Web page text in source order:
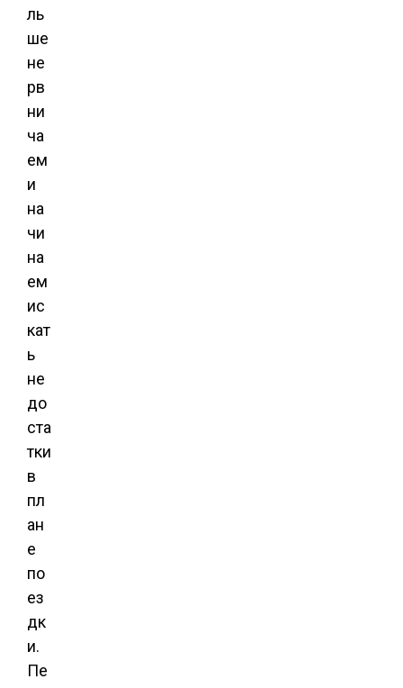
ль
ше
не
рв
ни
ча
ем
и
на
чи
на
ем
ис
кат
ь
не
до
ста
тки
в
пл
ан
е
по
ез
дк
и.
Пе